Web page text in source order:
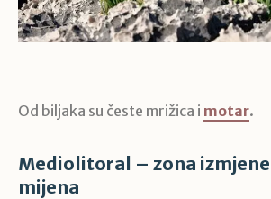
Od biljaka su česte mrižica i motar.
Mediolitoral – zona
mijena